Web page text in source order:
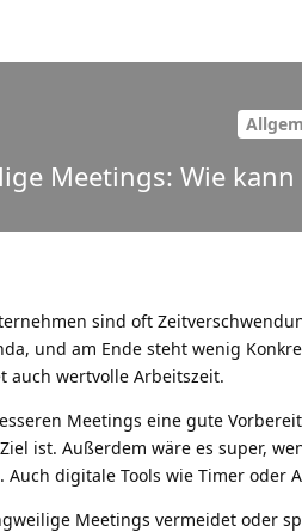
Meetings: Wie
sind oft
und am Ende steht wenig
auch wertvolle Arbeitszeit.
Meetings eine gute
ist. Außerdem wäre es super,
Auch digitale Tools wie Timer oder
Meetings vermeidet oder